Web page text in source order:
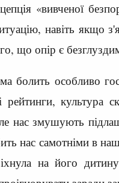
«вивченої
навіть якщо
що опір є
болить особливо
рейтинги,
нас змушують
нас самотніми в
на його